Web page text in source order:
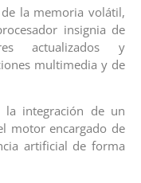
la memoria volátil,
insignia de
actualizados y
multimedia y de
la integración de un
motor encargado de
artificial de forma